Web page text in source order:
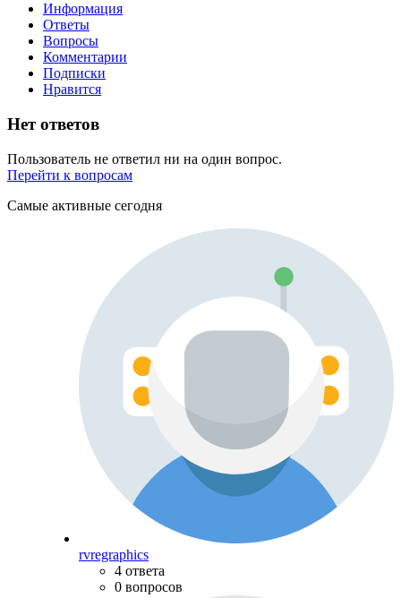
Информация
Ответы
Вопросы
Комментарии
Подписки
Нравится
Нет ответов
Пользователь не ответил ни на один вопрос.
Перейти к вопросам
Самые активные сегодня
rvregraphics
4 ответа
0 вопросов